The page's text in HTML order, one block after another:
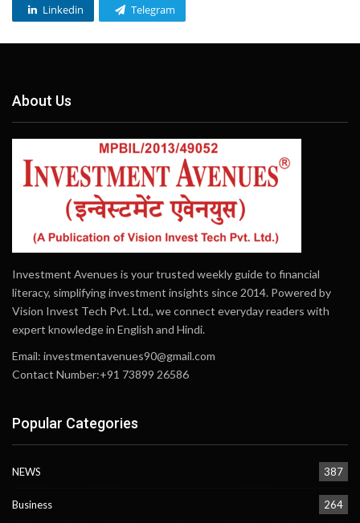
Linkedin Telegram
About Us
Investment Avenues is your trusted weekly guide to financial
literacy, simplifying investment insights since 2014. Powered by
Vision Invest Tech Pvt. Ltd., we connect everyday readers with
expert knowledge in English and Hindi.
Email: investmentavenues90@gmail.com
Contact Number:+91 73899 26586
Popular Categories
NEWS 387
Business 264